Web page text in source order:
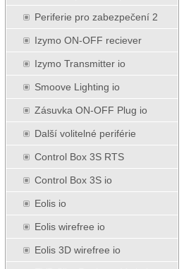
Periferie pro zabezpečení 2
Izymo ON-OFF reciever
Izymo Transmitter io
Smoove Lighting io
Zásuvka ON-OFF Plug io
Další volitelné periférie
Control Box 3S RTS
Control Box 3S io
Eolis io
Eolis wirefree io
Eolis 3D wirefree io